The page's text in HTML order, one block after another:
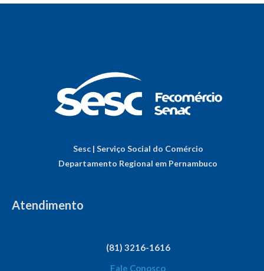
Sesc | Serviço Social do Comércio
Departamento Regional em Pernambuco
Atendimento
(81) 3216-1616
Fale Conosco